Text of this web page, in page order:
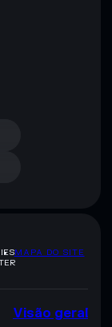
MAPA DO SITE
Visão geral